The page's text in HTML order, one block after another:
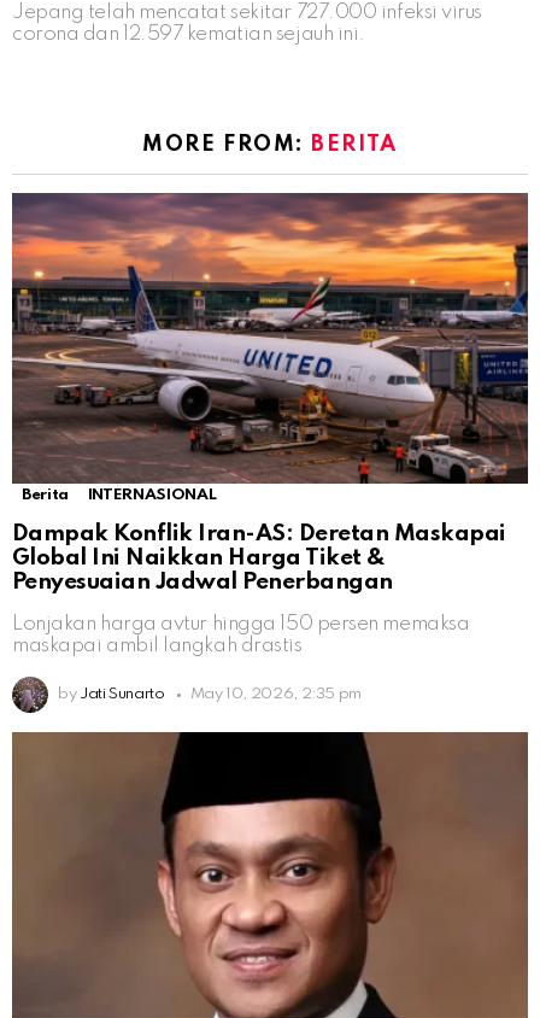
Jepang telah mencatat sekitar 727.000 infeksi virus
corona dan 12.597 kematian sejauh ini.
MORE FROM: BERITA
Berita INTERNASIONAL
Dampak Konflik Iran-AS: Deretan Maskapai
Global Ini Naikkan Harga Tiket &
Penyesuaian Jadwal Penerbangan
Lonjakan harga avtur hingga 150 persen memaksa
maskapai ambil langkah drastis
by Jati Sunarto May 10, 2026, 2:35 pm